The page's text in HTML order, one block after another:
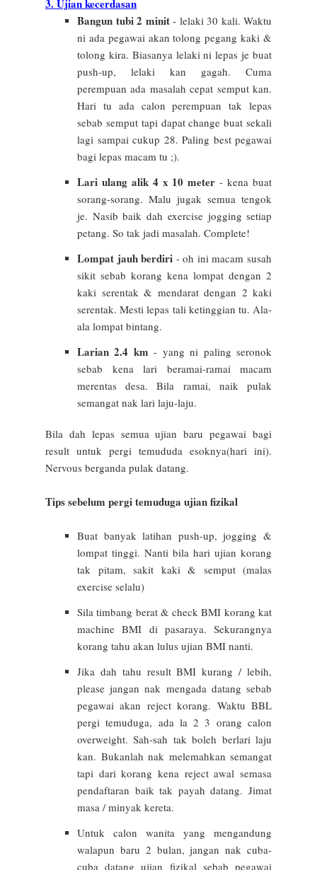
3. Ujian kecerdasan
Bangun tubi 2 minit- lelaki 30 kali. Waktu
ni ada pegawai akan tolong pegang kaki &
tolong kira. Biasanya lelaki ni lepas je buat
push-up, lelaki kan gagah. Cuma
perempuan ada masalah cepat semput kan.
Hari tu ada calon perempuan tak lepas
sebab semput tapi dapat change buat sekali
lagi sampai cukup 28. Paling best pegawai
bagi lepas macam tu ;).
Lari ulang alik 4 x 10 meter - kena buat
sorang-sorang. Malu jugak semua tengok
je. Nasib baik dah exercise jogging setiap
petang. So tak jadi masalah. Complete!
Lompat jauh berdiri - oh ini macam susah
sikit sebab korang kena lompat dengan 2
kaki serentak & mendarat dengan 2 kaki
serentak. Mesti lepas tali ketinggian tu. Ala-
ala lompat bintang.
Larian 2.4 km- yang ni paling seronok
sebab kena lari beramai-ramai macam
merentas desa. Bila ramai, naik pulak
semangat nak lari laju-laju.
Bila dah lepas semua ujian baru pegawai bagi
result untuk pergi temududa esoknya(hari ini).
Nervous berganda pulak datang.
Tips sebelum pergi temuduga ujian fizikal
Buat banyak latihan push-up, jogging &
lompat tinggi. Nanti bila hari ujian korang
tak pitam, sakit kaki & semput (malas
exercise selalu)
Sila timbang berat & check BMI korang kat
machine BMI di pasaraya. Sekurangnya
korang tahu akan lulus ujian BMI nanti.
Jika dah tahu result BMI kurang / lebih,
please jangan nak mengada datang sebab
pegawai akan reject korang. Waktu BBL
pergi temuduga, ada la 2 3 orang calon
overweight. Sah-sah tak boleh berlari laju
kan. Bukanlah nak melemahkan semangat
tapi dari korang kena reject awal semasa
pendaftaran baik tak payah datang. Jimat
masa / minyak kereta.
Untuk calon wanita yang mengandung
walapun baru 2 bulan, jangan nak cuba-
cuba datang ujian fizikal sebab pegawai